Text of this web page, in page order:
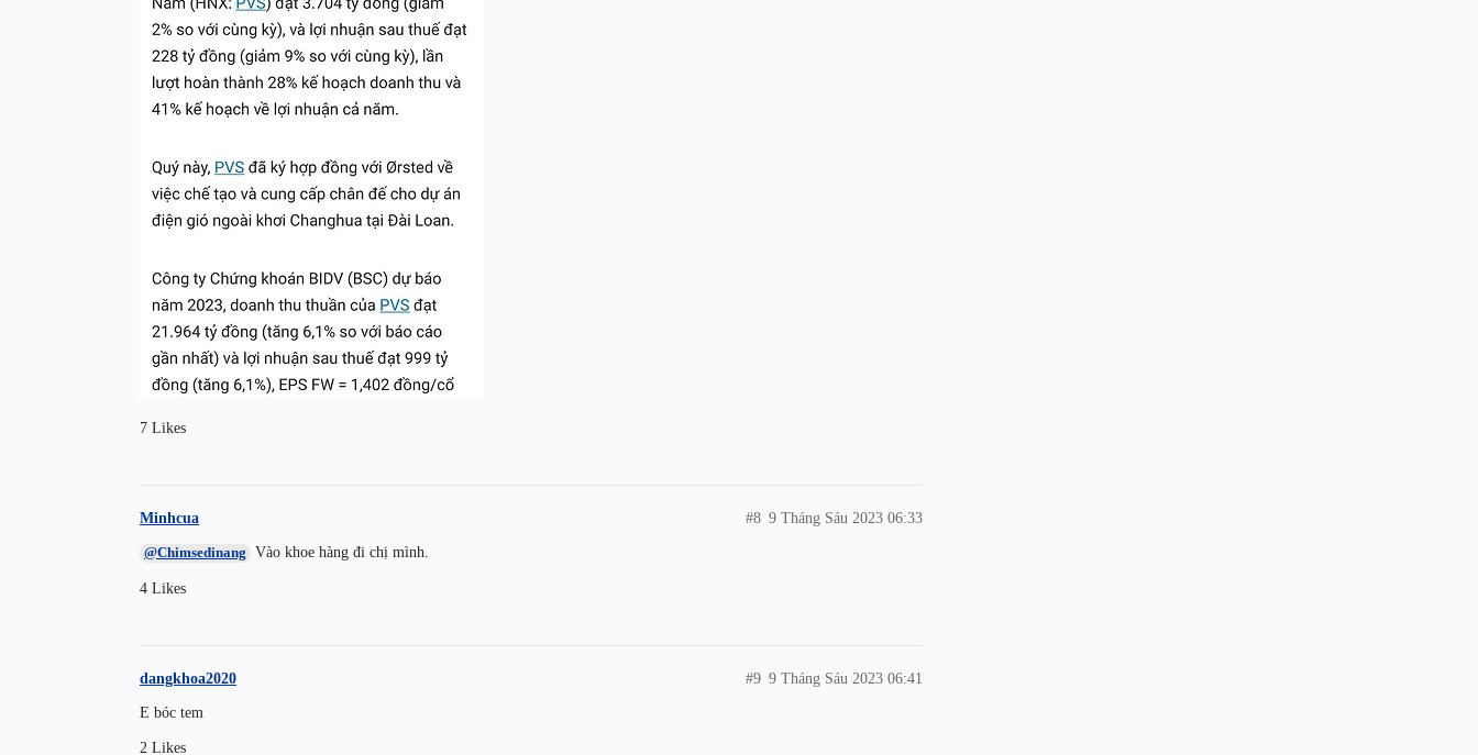
7 Likes
Minhcua 9 Tháng Sáu 2023 06:33
#8
@Chimsedinang Vào khoe hàng đi chị mình.
4 Likes
dangkhoa2020 9 Tháng Sáu 2023 06:41
#9
E bóc tem
2 Likes